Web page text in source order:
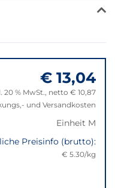
€ 13,04
20 % MwSt., netto € 10,87
und Versandkosten
Einheit M
Preisinfo (brutto):
€ 5.30/kg